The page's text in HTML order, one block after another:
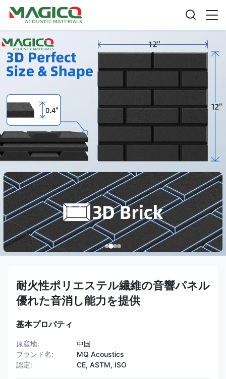
耐火性ポリエステル繊維の音響パネル
優れた音消し能力を提供
基本プロパティ
原産地:
中国
ブランド名:
MQ Acoustics
認定:
CE, ASTM, ISO